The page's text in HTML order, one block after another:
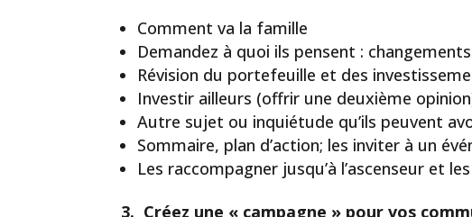
Comment va la famille
Demandez à quoi ils pensent :
Révision du portefeuille et des
Investir ailleurs (offrir une deuxième
Autre sujet ou inquiétude qu’ils peuvent
Sommaire, plan d’action; les inviter à un
Les raccompagner jusqu’à l’ascenseur et
3. Créez une « campagne » pour vos